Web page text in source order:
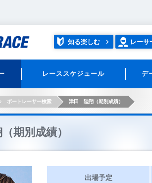
知る楽しむ レーサ
レーススケジュール デ
ボートレーサー検索 津田 陸翔（期別成績）
期別成績）
出場予定